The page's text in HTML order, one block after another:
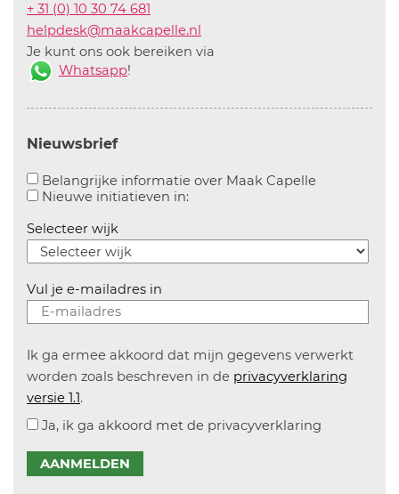
+ 31 (0) 10 30 74 681
helpdesk@maakcapelle.nl
Je kunt ons ook bereiken via
Whatsapp!
Nieuwsbrief
Belangrijke informatie over Maak CapelleAanvinken
Nieuwe initiatieven in:Aanvinken om informatie over
Selecteer wijk
Vul je e-mailadres in
Ik ga ermee akkoord dat mijn gegevens verwerkt
worden zoals beschreven in de privacyverklaring
versie 1.1.
Ja, ik ga akkoord met de privacyverklaring
AANMELDEN